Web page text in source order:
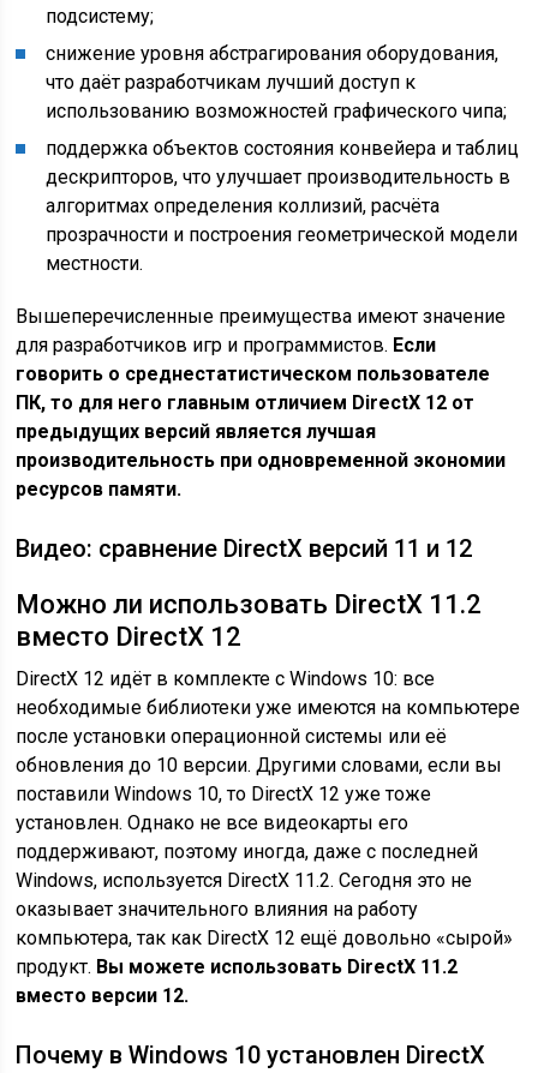
подсистему;
снижение уровня абстрагирования оборудования,
что даёт разработчикам лучший доступ к
использованию возможностей графического чипа;
поддержка объектов состояния конвейера и таблиц
дескрипторов, что улучшает производительность в
алгоритмах определения коллизий, расчёта
прозрачности и построения геометрической модели
местности.
Вышеперечисленные преимущества имеют значение
для разработчиков игр и программистов. Если
говорить о среднестатистическом пользователе
ПК, то для него главным отличием DirectX 12 от
предыдущих версий является лучшая
производительность при одновременной экономии
ресурсов памяти.
Видео: сравнение DirectX версий 11 и 12
Можно ли использовать DirectX 11.2
вместо DirectX 12
DirectX 12 идёт в комплекте с Windows 10: все
необходимые библиотеки уже имеются на компьютере
после установки операционной системы или её
обновления до 10 версии. Другими словами, если вы
поставили Windows 10, то DirectX 12 уже тоже
установлен. Однако не все видеокарты его
поддерживают, поэтому иногда, даже с последней
Windows, используется DirectX 11.2. Сегодня это не
оказывает значительного влияния на работу
компьютера, так как DirectX 12 ещё довольно «сырой»
продукт. Вы можете использовать DirectX 11.2
вместо версии 12.
Почему в Windows 10 установлен DirectX